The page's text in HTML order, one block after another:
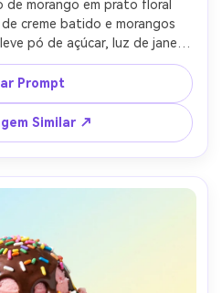
morango em prato floral
creme batido e morangos
pó de açúcar, luz de janela
de cortina, fotografado com
2.8, bokeh suave, foto editorial
creme realista e sombras
--ar 4:5
Prompt
Similar ↗